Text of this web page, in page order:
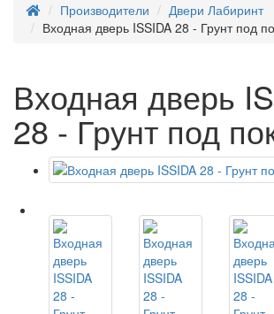
Производители
Двери Лабиринт
Входная дверь ISSIDA 28 - Грунт под
Входная дверь
28 - Грунт под